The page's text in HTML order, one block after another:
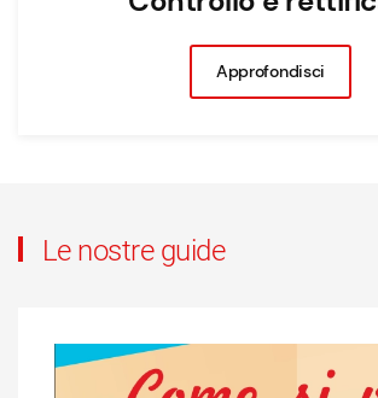
Approfondisci
Le nostre guide